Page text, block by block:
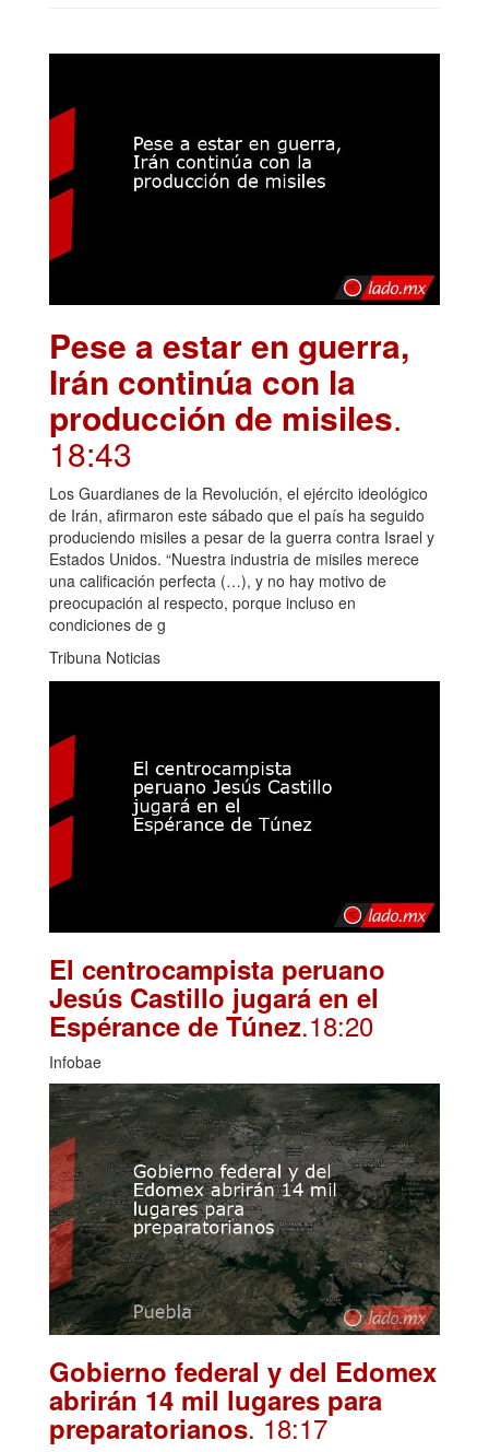
Pese a estar en guerra,
Irán continúa con la
producción de misiles.
18:43
Los Guardianes de la Revolución, el ejército ideológico
de Irán, afirmaron este sábado que el país ha seguido
produciendo misiles a pesar de la guerra contra Israel y
Estados Unidos. “Nuestra industria de misiles merece
una calificación perfecta (…), y no hay motivo de
preocupación al respecto, porque incluso en
condiciones de g
Tribuna Noticias
El centrocampista peruano
Jesús Castillo jugará en el
Espérance de Túnez.18:20
Infobae
Gobierno federal y del Edomex
abrirán 14 mil lugares para
preparatorianos. 18:17